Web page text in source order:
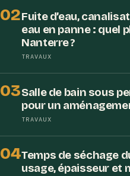
02Fuite d’eau,
eau en panne : quel
Nanterre ?
TRAVAUX
03Salle de bain sous
pour un
TRAVAUX
04Temps de séchage
usage, épaisseur et